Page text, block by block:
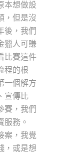
本想做設
，但是沒
後，我們
獵人可賺
比賽這件
程的根
一個解方
宣傳比
賽，我們
服務。
案，我覺
，或是想